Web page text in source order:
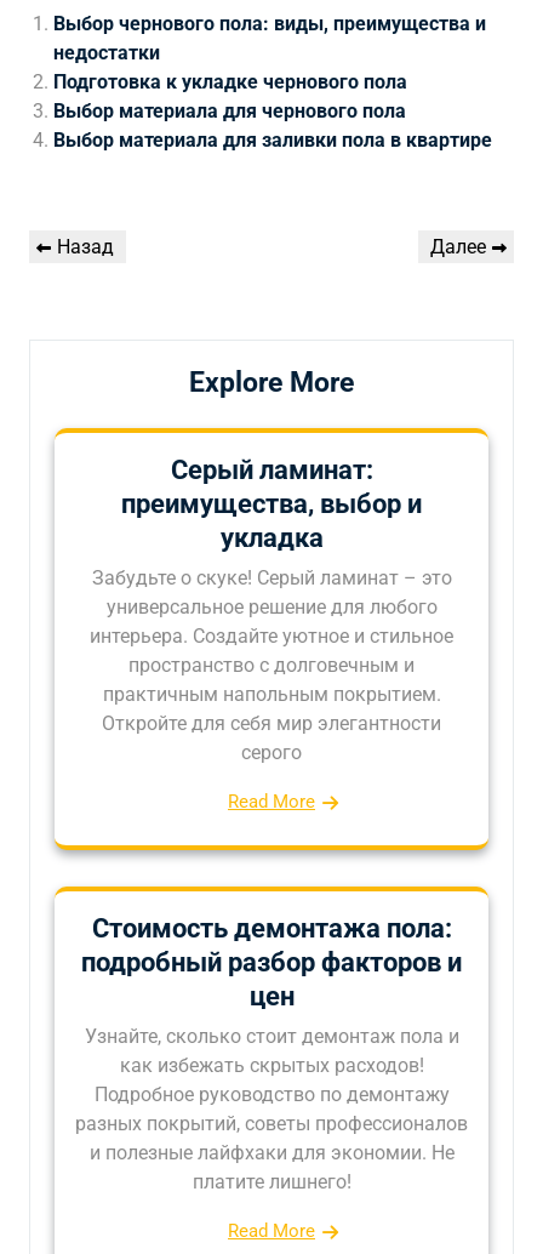
Выбор чернового пола: виды, преимущества и
недостатки
Подготовка к укладке чернового пола
Выбор материала для чернового пола
Выбор материала для заливки пола в квартире
Навигация
Предыдущая
Назад
Следующая
Далее
Explore More
Серый ламинат:
преимущества, выбор и
укладка
Забудьте о скуке! Серый ламинат – это
универсальное решение для любого
интерьера. Создайте уютное и стильное
пространство с долговечным и
практичным напольным покрытием.
Откройте для себя мир элегантности
серого
Read More
Стоимость демонтажа пола:
подробный разбор факторов и
цен
Узнайте, сколько стоит демонтаж пола и
как избежать скрытых расходов!
Подробное руководство по демонтажу
разных покрытий, советы профессионалов
и полезные лайфхаки для экономии. Не
платите лишнего!
Read More